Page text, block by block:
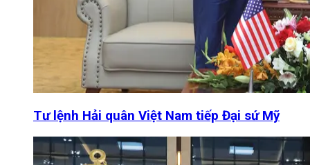
Tư lệnh Hải quân Việt Nam tiếp Đại sứ Mỹ